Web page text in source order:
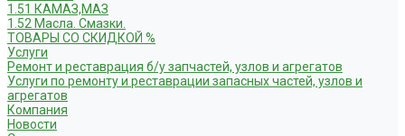
1.51 КАМАЗ,МАЗ
1.52 Масла. Смазки.
ТОВАРЫ СО СКИДКОЙ %
Услуги
Ремонт и реставрация б/у запчастей, узлов и агрегатов
Услуги по ремонту и реставрации запасных частей, узлов и
агрегатов
Компания
Новости